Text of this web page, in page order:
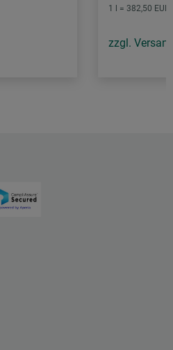
1 l = 382,50
zzgl.